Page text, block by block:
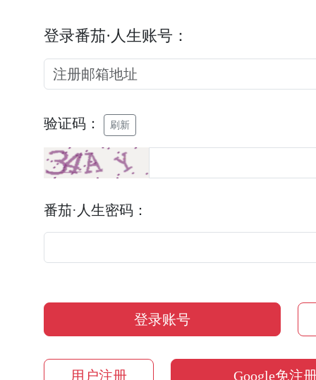
登录番茄·人生账号：
验证码： 刷新
番茄·人生密码：
登录账号
用户注册 Google免注